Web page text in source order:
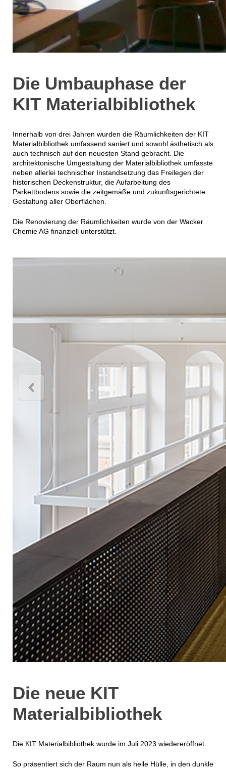
Die Umbauphase der
KIT Materialbibliothek
Innerhalb von drei Jahren wurden die Räumlichkeiten der KIT
Materialbibliothek umfassend saniert und sowohl ästhetisch als
auch technisch auf den neuesten Stand gebracht. Die
architektonische Umgestaltung der Materialbibliothek umfasste
neben allerlei technischer Instandsetzung das Freilegen der
historischen Deckenstruktur, die Aufarbeitung des
Parkettbodens sowie die zeitgemäße und zukunftsgerichtete
Gestaltung aller Oberflächen.
Die Renovierung der Räumlichkeiten wurde von der Wacker
Chemie AG finanziell unterstützt.
Die neue KIT
Materialbibliothek
Die KIT Materialbibliothek wurde im Juli 2023 wiedereröffnet.
So präsentiert sich der Raum nun als helle Hülle, in den dunkle